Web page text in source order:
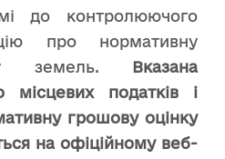
до контролюючого
про нормативну
земель. Вказана
місцевих податків і
грошову оцінку
на офіційному веб-